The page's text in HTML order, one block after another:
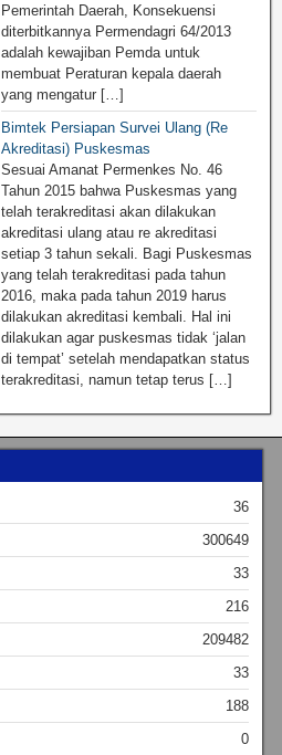
Pemerintah Daerah, Konsekuensi
diterbitkannya Permendagri 64/2013
adalah kewajiban Pemda untuk
membuat Peraturan kepala daerah
yang mengatur […]
Bimtek Persiapan Survei Ulang (Re
Akreditasi) Puskesmas
Sesuai Amanat Permenkes No. 46
Tahun 2015 bahwa Puskesmas yang
telah terakreditasi akan dilakukan
akreditasi ulang atau re akreditasi
setiap 3 tahun sekali. Bagi Puskesmas
yang telah terakreditasi pada tahun
2016, maka pada tahun 2019 harus
dilakukan akreditasi kembali. Hal ini
dilakukan agar puskesmas tidak ‘jalan
di tempat’ setelah mendapatkan status
terakreditasi, namun tetap terus […]
36
300649
33
216
209482
33
188
0